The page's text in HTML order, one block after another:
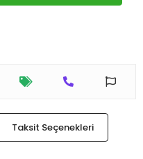
Taksit Seçenekleri